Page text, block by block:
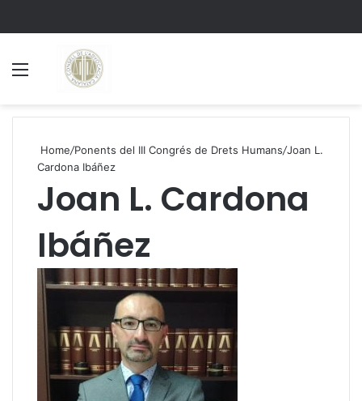
Home/Ponents del III Congrés de Drets Humans/Joan L.
Cardona Ibáñez
Joan L. Cardona
Ibáñez